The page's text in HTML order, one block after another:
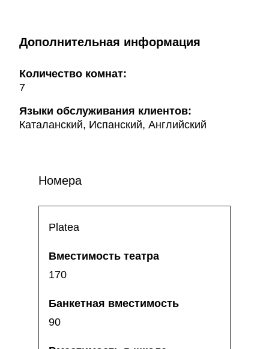
Дополнительная информация
Количество комнат:
7
Языки обслуживания клиентов:
Каталанский, Испанский, Английский
Номера
Platea
170
90